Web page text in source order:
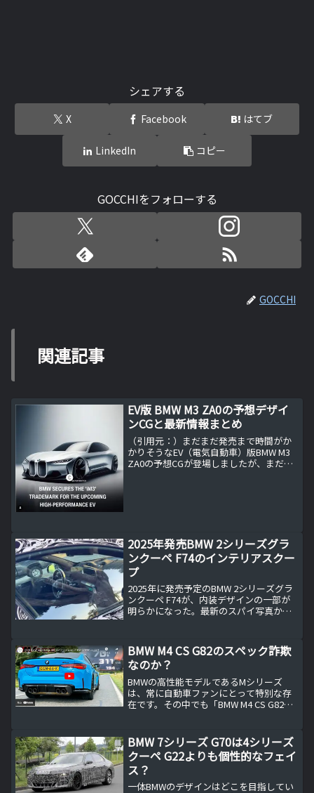
シェアする
X Facebook はてブ
LinkedIn コピー
GOCCHIをフォローする
GOCCHI
関連記事
EV版 BMW M3 ZA0の予想デザイ
ンCGと最新情報まとめ
（引用元：）まだまだ発売まで時間がか
かりそうなEV（電気自動車）版BMW M3
ZA0の予想CGが登場しましたが、まだま
2025年発売BMW 2シリーズグラ
ンクーペ F74のインテリアスクー
プ
2025年に発売予定のBMW 2シリーズグラ
ンクーペ F74が、内装デザインの一部が
明らかになった。最新のスパイ写真から
BMW M4 CS G82のスペック詐欺
なのか？
BMWの高性能モデルであるMシリーズ
は、常に自動車ファンにとって特別な存
在です。その中でも「BMW M4 CS G82」
ペックは、543馬力のエンジンや0-60mph
を...
BMW 7シリーズ G70は4シリーズ
クーペ G22よりも個性的なフェイ
ス？
一体BMWのデザインはどこを目指してい